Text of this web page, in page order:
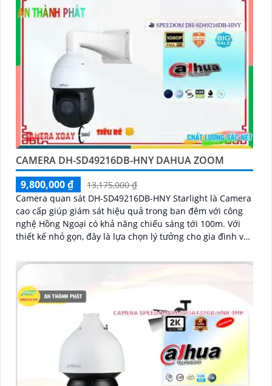
CAMERA DH-SD49216DB-HNY DAHUA ZOOM
9,800,000 ₫
13,175,000 ₫
Camera quan sát DH-SD49216DB-HNY Starlight là Camera
cao cấp giúp giám sát hiệu quả trong ban đêm với công
nghệ Hồng Ngoại có khả năng chiếu sáng tới 100m. Với
thiết kế nhỏ gọn, đây là lựa chọn lý tưởng cho gia đình và